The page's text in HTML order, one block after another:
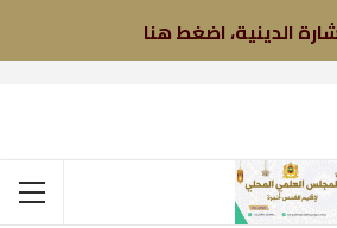
الدينية، اضغط هنا